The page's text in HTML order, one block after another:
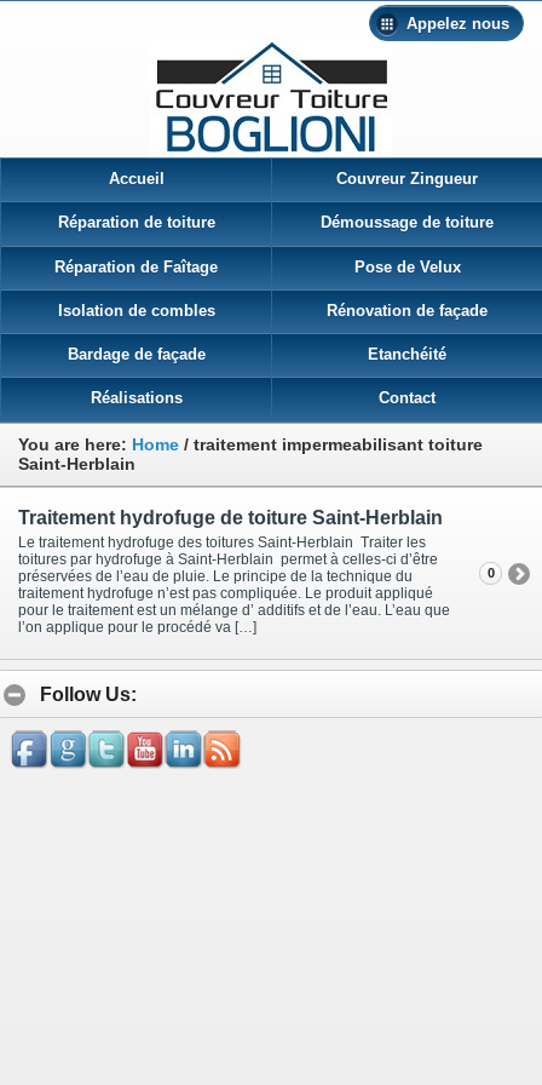
Appelez nous
Accueil Couvreur Zingueur
Réparation de toiture Démoussage de toiture
Réparation de Faîtage Pose de Velux
Isolation de combles Rénovation de façade
Bardage de façade Etanchéité
Réalisations Contact
You are here: Home / traitement impermeabilisant toiture
Saint-Herblain
Traitement hydrofuge de toiture Saint-Herblain
Le traitement hydrofuge des toitures Saint-Herblain Traiter les
toitures par hydrofuge à Saint-Herblain permet à celles-ci d’être
préservées de l’eau de pluie. Le principe de la technique du
traitement hydrofuge n’est pas compliquée. Le produit appliqué
pour le traitement est un mélange d’ additifs et de l’eau. L’eau que
l’on applique pour le procédé va […]
0
Follow Us: